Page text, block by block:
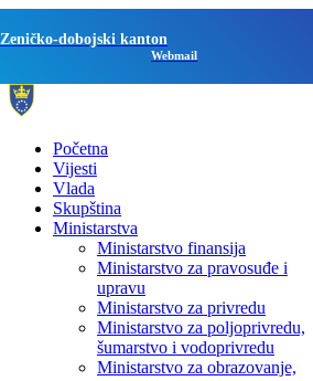
Zeničko-dobojski kanton
Webmail
Početna
Vijesti
Vlada
Skupština
Ministarstva
Ministarstvo finansija
Ministarstvo za pravosuđe i
upravu
Ministarstvo za privredu
Ministarstvo za poljoprivredu,
šumarstvo i vodoprivredu
Ministarstvo za obrazovanje,